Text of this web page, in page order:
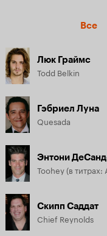
Все
Люк Граймс
Todd Belkin
Гэбриел Луна
Quesada
Энтони
Скипп Саддат
Chief Reynolds